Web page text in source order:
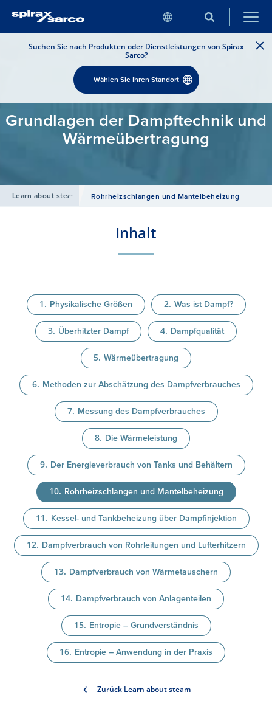
Suchen Sie nach Produkten oder Dienstleistungen von Spirax
Sarco?
Wählen Sie Ihren Standort
Grundlagen der Dampftechnik und
Wärmeübertragung
Learn about steam Rohrheizschlangen und Mantelbeheizung
Inhalt
Physikalische Größen Was ist Dampf?
Überhitzter Dampf Dampfqualität
Wärmeübertragung
Methoden zur Abschätzung des Dampfverbrauches
Messung des Dampfverbrauches
Die Wärmeleistung
Der Energieverbrauch von Tanks und Behältern
Rohrheizschlangen und Mantelbeheizung
Kessel- und Tankbeheizung über Dampfinjektion
Dampfverbrauch von Rohrleitungen und Lufterhitzern
Dampfverbrauch von Wärmetauschern
Dampfverbrauch von Anlagenteilen
Entropie – Grundverständnis
Entropie – Anwendung in der Praxis
Zurück Learn about steam